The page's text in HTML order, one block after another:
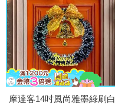
摩達客14吋風尚雅墨綠刷白